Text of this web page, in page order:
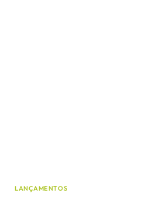
LANÇAMENTOS